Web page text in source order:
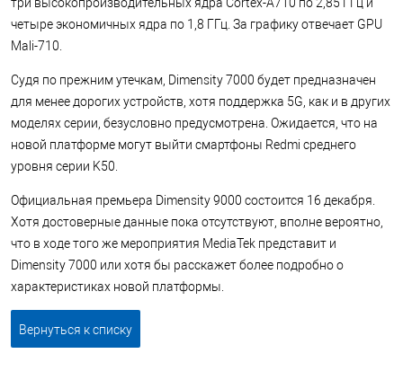
четыре экономичных ядра по 1,8 ГГц. За графику отвечает GPU
Mali-710.
Судя по прежним утечкам, Dimensity 7000 будет предназначен
для менее дорогих устройств, хотя поддержка 5G, как и в других
моделях серии, безусловно предусмотрена. Ожидается, что на
новой платформе могут выйти смартфоны Redmi среднего
уровня серии K50.
Официальная премьера Dimensity 9000 состоится 16 декабря.
Хотя достоверные данные пока отсутствуют, вполне вероятно,
что в ходе того же мероприятия MediaTek представит и
Dimensity 7000 или хотя бы расскажет более подробно о
характеристиках новой платформы.
Вернуться к списку